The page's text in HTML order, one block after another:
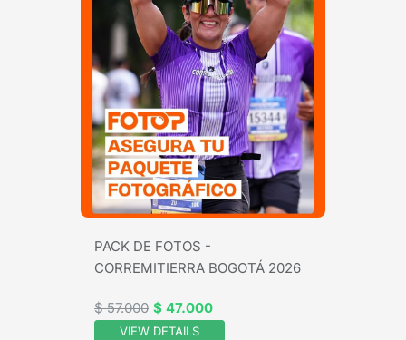
PACK DE FOTOS -
CORREMITIERRA BOGOTÁ 2026
$ 57.000 $ 47.000
VIEW DETAILS